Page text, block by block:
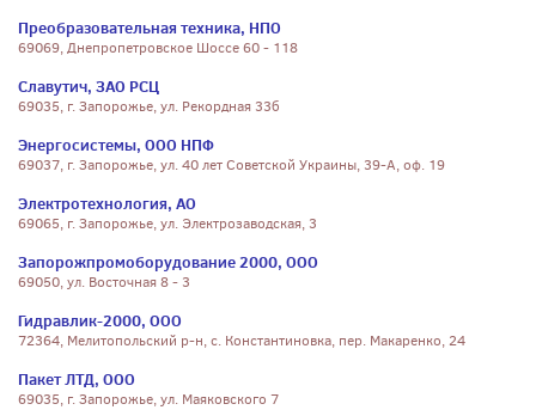
Преобразовательная техника, НПО
69069, Днепропетровское Шоссе 60 - 118
Славутич, ЗАО РСЦ
69035, г. Запорожье, ул. Рекордная 33б
Энергосистемы, ООО НПФ
69037, г. Запорожье, ул. 40 лет Советской Украины, 39-А, оф. 19
Электротехнология, АО
69065, г. Запорожье, ул. Электрозаводская, 3
Запорожпромоборудование 2000, ООО
69050, ул. Восточная 8 - 3
Гидравлик-2000, ООО
72364, Мелитопольский р-н, с. Константиновка, пер. Макаренко, 24
Пакет ЛТД, ООО
69035, г. Запорожье, ул. Маяковского 7